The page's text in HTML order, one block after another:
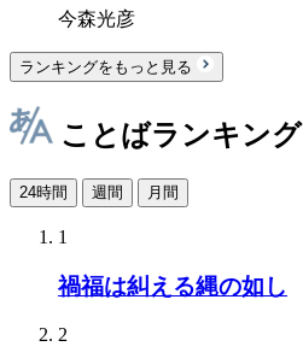
今森光彦
ランキングをもっと見る
ことばランキング
24時間 週間 月間
1
禍福は糾える縄の如し
2